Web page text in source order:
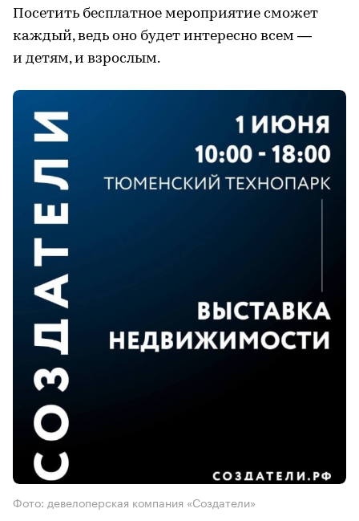
Посетить бесплатное мероприятие сможет
каждый, ведь оно будет интересно всем —
и детям, и взрослым.
Фото: девелоперская компания «Создатели»